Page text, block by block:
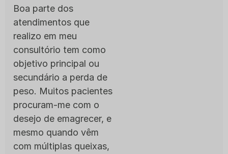
Boa parte dos
atendimentos que
realizo em meu
consultório tem como
objetivo principal ou
secundário a perda de
peso. Muitos pacientes
procuram-me com o
desejo de emagrecer, e
mesmo quando vêm
com múltiplas queixas,